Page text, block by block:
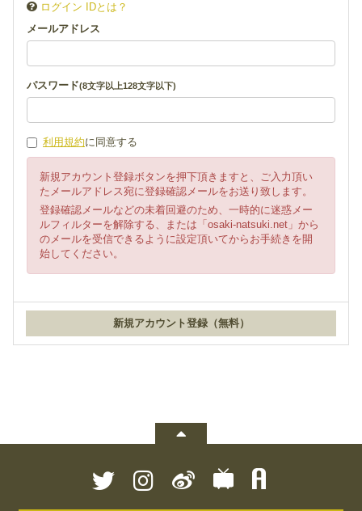
ログイン IDとは？
メールアドレス
パスワード(8文字以上128文字以下)
利用規約に同意する
新規アカウント登録ボタンを押下頂きますと、ご入力頂い
たメールアドレス宛に登録確認メールをお送り致します。
登録確認メールなどの未着回避のため、一時的に迷惑メー
ルフィルターを解除する、または「osaki-natsuki.net」から
のメールを受信できるように設定頂いてからお手続きを開
始してください。